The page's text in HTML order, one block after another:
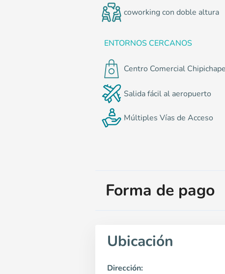
coworking con doble altura
ENTORNOS CERCANOS
Centro Comercial Chipichape
Salida fácil al aeropuerto
Múltiples Vías de Acceso
Forma de pago
Ubicación
Dirección: